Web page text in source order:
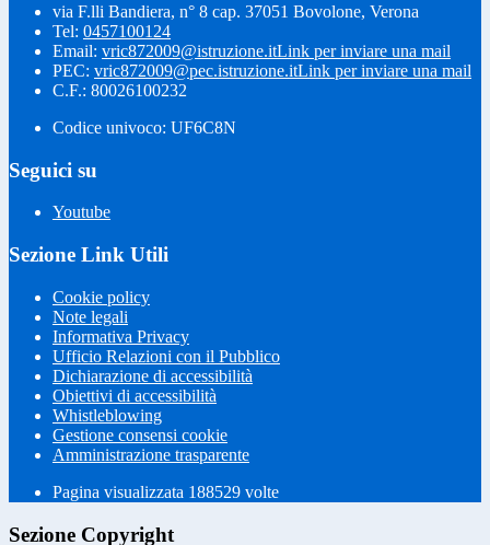
via F.lli Bandiera, n° 8 cap. 37051 Bovolone, Verona
Tel: 0457100124
Email: vric872009@istruzione.itLink per inviare una mail
PEC: vric872009@pec.istruzione.itLink per inviare una mail
C.F.: 80026100232
Codice univoco: UF6C8N
Seguici su
Youtube
Sezione Link Utili
Cookie policy
Note legali
Informativa Privacy
Ufficio Relazioni con il Pubblico
Dichiarazione di accessibilità
Obiettivi di accessibilità
Whistleblowing
Gestione consensi cookie
Amministrazione trasparente
Pagina visualizzata 188529 volte
Sezione Copyright